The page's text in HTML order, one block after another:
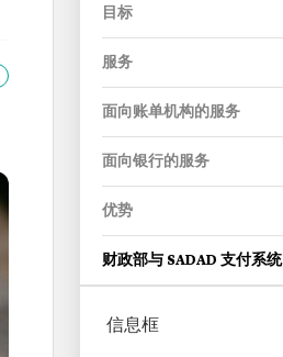
目标
服务
面向账单机构的服务
面向银行的服务
优势
财政部与 SADAD 支付系统
信息框